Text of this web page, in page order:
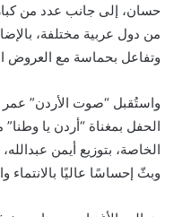
حسان، إلى جانب عدد من
من دول عربية مختلفة،
وتفاعل بحماسة مع العروض
واستُقبل “صوت الأردن” عمر
الحفل بمغناة “أردن يا
الخاصة، بتوزيع أيمن
وبثّ إحساسًا عاليًا بالانتماء